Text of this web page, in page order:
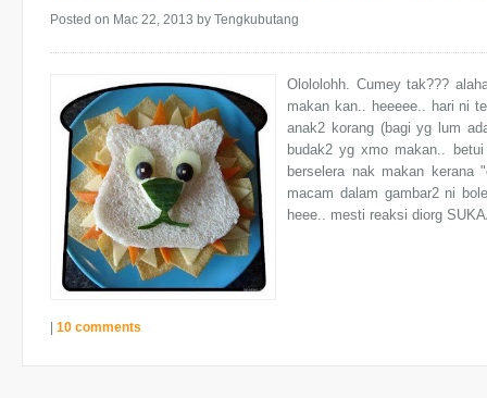
Posted on Mac 22, 2013 by Tengkubutang
Olololohh. Cumey tak???
makan kan.. heeeee.. hari ni
anak2 korang (bagi yg lum
budak2 yg xmo makan..
berselera nak makan kerana
macam dalam gambar2 ni
heee.. mesti reaksi diorg
10 comments